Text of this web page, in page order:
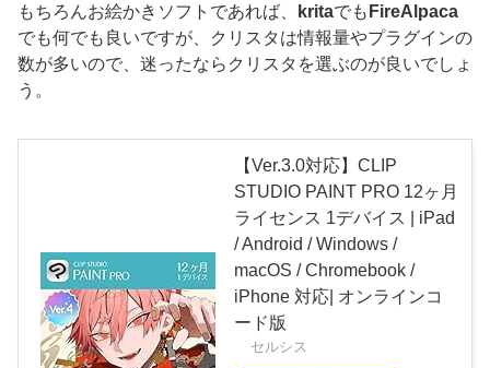
もちろんお絵かきソフトであれば、 kritaでも FireAlpaca
でも何でも良いですが、クリスタは情報量やプラグインの
数が多いので、迷ったならクリスタを選ぶのが良いでしょ
う。
【Ver.3.0対応】CLIP
STUDIO PAINT PRO 12ヶ月
ライセンス 1デバイス | iPad
/ Android / Windows /
macOS / Chromebook /
iPhone 対応| オンラインコ
ード版
セルシス